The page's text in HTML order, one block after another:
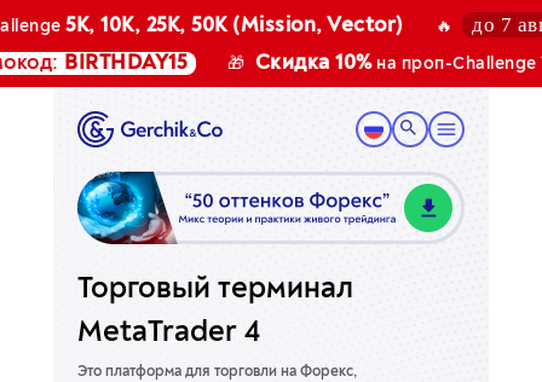
5K, 10K, 25K, 50K (Mission, Vector) 🔥 до 7
BIRTHDAY15 🎁 Скидка 10%на проп-Challenge
Торговый терминал
MetaTrader 4
Это платформа для торговли на Форекс,